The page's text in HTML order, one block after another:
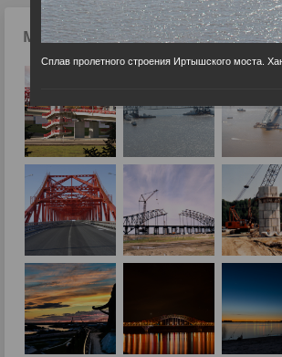
Мост через Иртыш. Ханты-
Сплав пролетного строения Иртышского моста.